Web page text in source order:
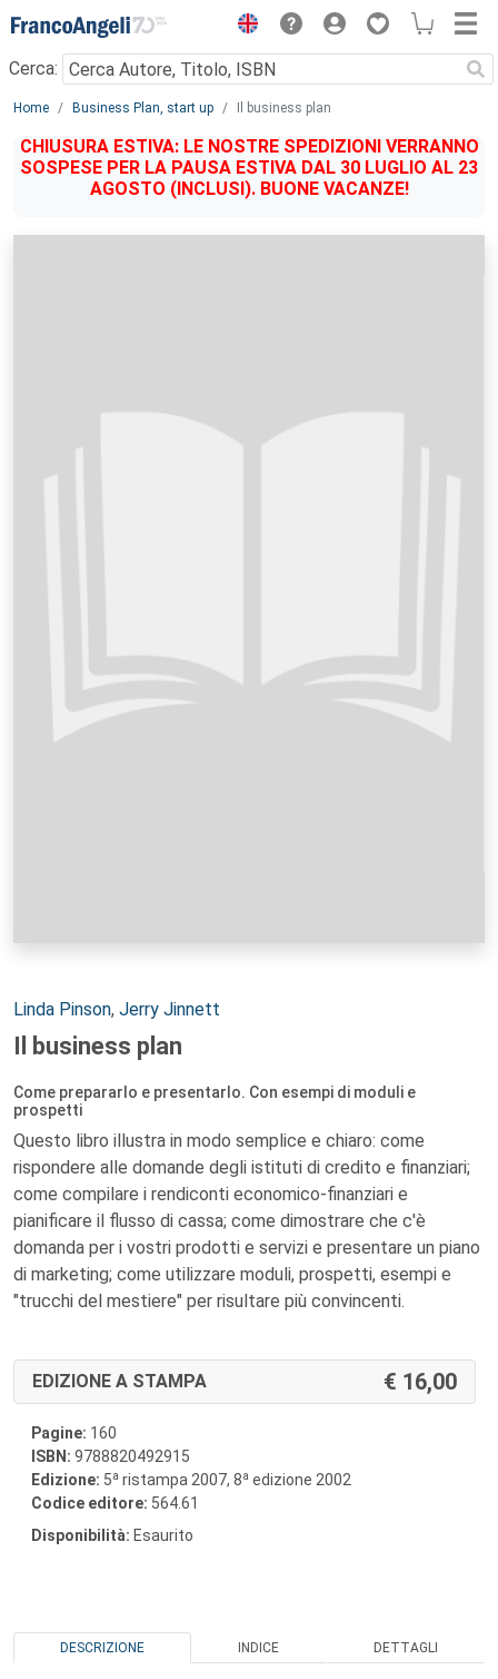
Menu
Cerca:
Main content
Home Business Plan, start up Il business plan
CHIUSURA ESTIVA: LE NOSTRE SPEDIZIONI VERRANNO
SOSPESE PER LA PAUSA ESTIVA DAL 30 LUGLIO AL 23
AGOSTO (INCLUSI). BUONE VACANZE!
Autori:
Linda Pinson, Jerry Jinnett
Il business plan
Come prepararlo e presentarlo. Con esempi di moduli e
prospetti
Questo libro illustra in modo semplice e chiaro: come
rispondere alle domande degli istituti di credito e finanziari;
come compilare i rendiconti economico-finanziari e
pianificare il flusso di cassa; come dimostrare che c'è
domanda per i vostri prodotti e servizi e presentare un piano
di marketing; come utilizzare moduli, prospetti, esempi e
"trucchi del mestiere" per risultare più convincenti.
EDIZIONE A STAMPA 16,00
Pagine: 160
ISBN: 9788820492915
Edizione: 5a ristampa 2007, 8a edizione 2002
Codice editore: 564.61
Disponibilità: Esaurito
DESCRIZIONE INDICE DETTAGLI